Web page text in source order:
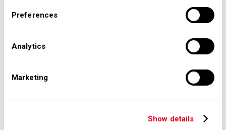
Preferences
Analytics
Marketing
Show details